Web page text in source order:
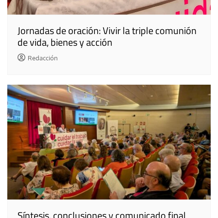
Jornadas de oración: Vivir la triple comunión
de vida, bienes y acción
Redacción